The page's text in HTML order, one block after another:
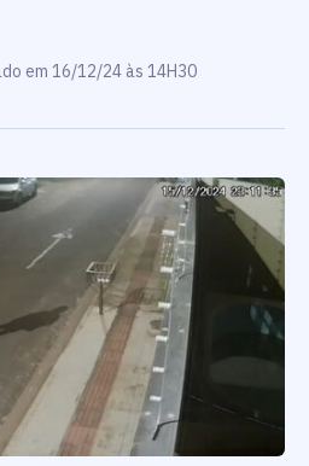
em 16/12/24 às 14H30